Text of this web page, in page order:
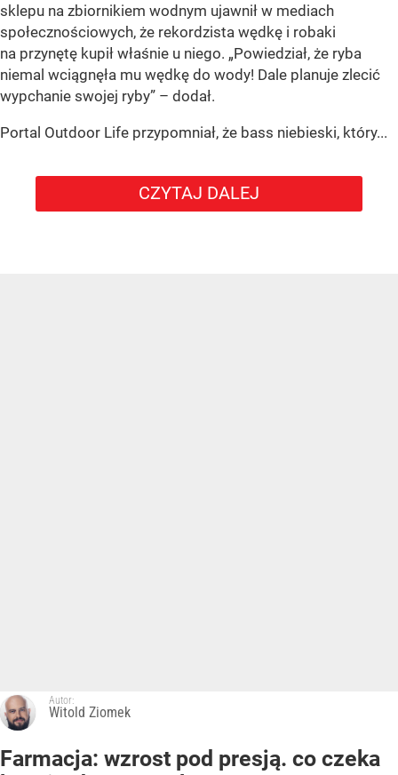
sklepu na zbiornikiem wodnym ujawnił w mediach
społecznościowych, że rekordzista wędkę i robaki
na przynętę kupił właśnie u niego. „Powiedział, że ryba
niemal wciągnęła mu wędkę do wody! Dale planuje zlecić
wypchanie swojej ryby” – dodał.
Portal Outdoor Life przypomniał, że bass niebieski, który...
CZYTAJ DALEJ
Autor:
Witold Ziomek
Farmacja: wzrost pod presją. co czeka